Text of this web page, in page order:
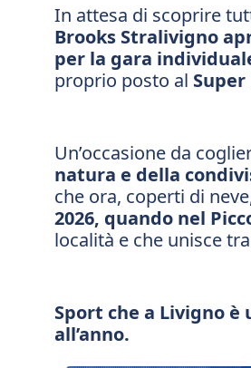
In attesa di scoprire
Brooks Stralivigno
per la gara
proprio posto al
Un’occasione da
natura e della
che ora, coperti di
2026, quando nel
località e che unisce
Sport che a Livigno
all’anno.